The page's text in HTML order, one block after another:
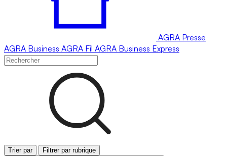
AGRA Presse
AGRA Business AGRA Fil AGRA Business Express
Trier par Filtrer par rubrique